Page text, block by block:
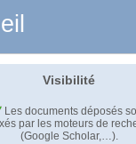
Visibilité
Les documents déposés
par les moteurs de
(Google Scholar,…).